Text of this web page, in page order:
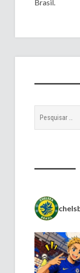
Brasil.